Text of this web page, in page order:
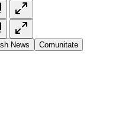
News Comunitate